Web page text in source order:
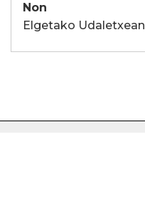
Non
Elgetako Udaletxean